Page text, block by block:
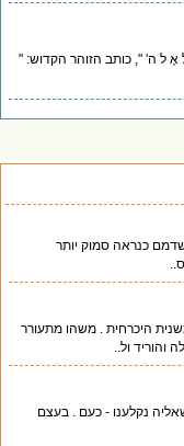
ל ה' ", כותב הזוהר הקדוש: "
כנראה סמוק יותר
היכרחית . משהו מתעורר
ול..
נקלענו - כעם . בעצם